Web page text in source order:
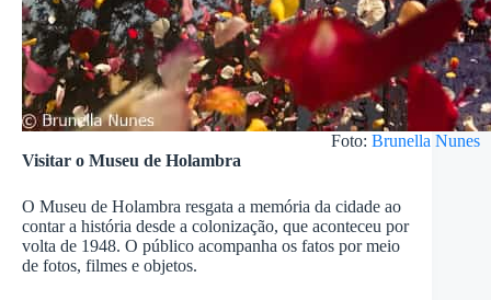
Foto: Brunella Nunes
Visitar o Museu de Holambra
O Museu de Holambra resgata a memória da cidade ao
contar a história desde a colonização, que aconteceu por
volta de 1948. O público acompanha os fatos por meio
de fotos, filmes e objetos.